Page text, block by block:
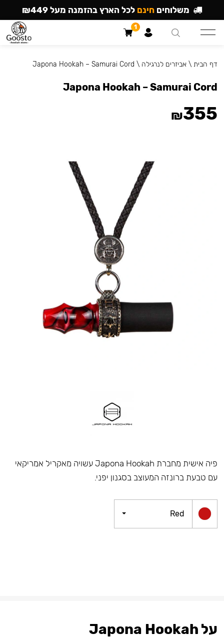
פיה אישית מחברת Japona Hookah עשויה מאקריל אמריקאי
עם טבעת ברונזה המעוצב בסגנון יפני.
Red
דף הבית \אביזרים לנרגילה \
Japona Hookah – Samurai Cord
Japona Hookah – Samurai Cord
₪355
על Japona Hookah
משלוחים חינם לכל הארץ בהזמנה מעל ₪449
1